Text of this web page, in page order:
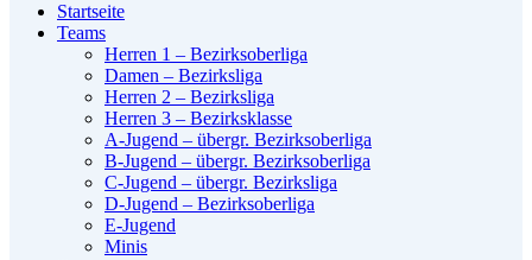
Startseite
Teams
Herren 1 – Bezirksoberliga
Damen – Bezirksliga
Herren 2 – Bezirksliga
Herren 3 – Bezirksklasse
A-Jugend – übergr. Bezirksoberliga
B-Jugend – übergr. Bezirksoberliga
C-Jugend – übergr. Bezirksliga
D-Jugend – Bezirksoberliga
E-Jugend
Minis